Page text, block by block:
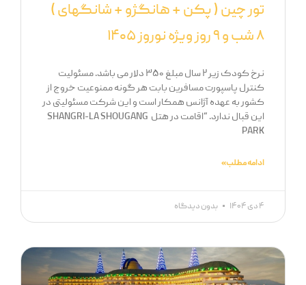
تور چین ( پکن + هانگژو + شانگهای )
۸ شب و ۹ روز ویژه نوروز ۱۴۰۵
نرخ کودک زیر ۲ سال مبلغ ۳۵۰ دلار می باشد. مسئولیت
کنترل پاسپورت مسافرین بابت هر گونه ممنوعیت خروج از
کشور به عهده آژانس همکار است و این شرکت مسئولیتی در
این قبال ندارد. “اقامت در هتل SHANGRI-LA SHOUGANG
PARK
ادامه مطلب »
۴ دی ۱۴۰۴ بدون دیدگاه